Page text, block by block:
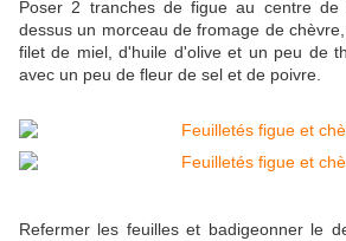
Poser 2 tranches de figue au centre de
dessus un morceau de fromage de
filet de miel, d'huile d'olive et un peu de
avec un peu de fleur de sel et de poivre.
Refermer les feuilles et badigeonner le